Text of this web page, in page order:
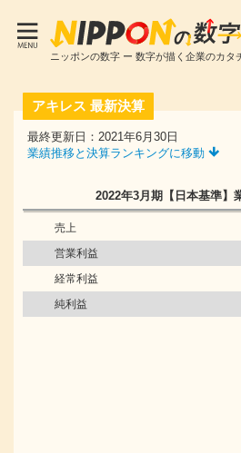
ニッポンの数字 ー 数字が描く企業のカタ
アキレス 最新決算
最終更新日：2021年6月30日
業績推移と決算ランキングに移動
2022年3月期 【日本基準】
売上
営業利益
経常利益
純利益